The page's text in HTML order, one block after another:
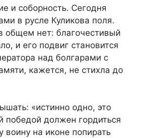
и соборность. Сегодня
в русле Куликова поля.
общем нет: благочестивый
и его подвиг становится
над болгарами с
кажется, не стихла до
«истинно одно, это
должен гордиться
на иконе попирать